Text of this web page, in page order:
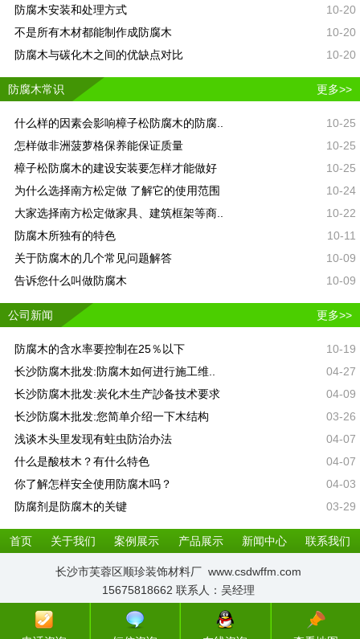
防腐木安装和处理方式
10-20
不是所有木材都能制作成防腐木
10-20
防腐木与碳化木之间的优缺点对比
10-20
防腐木常识 更多>>
什么样的因素会影响樟子松防腐木的防腐..
10-25
怎样做非洲菠萝格保养能保证质量
10-25
樟子松防腐木的建设安装要怎样才能做好
10-25
为什么选择南方松定做 了解它的使用范围
10-24
大家选择南方松定做家具、建筑框架等商..
10-22
防腐木所独有的特色
10-11
关于防腐木的几个常见问题解答
10-09
告诉您什么叫做防腐木
10-09
公司新闻 更多>>
防腐木的含水率要控制在25％以下
10-19
长沙防腐木批发:防腐木如何进行施工维..
04-27
长沙防腐木批发:炭化木生产訬备技术要求
04-09
长沙防腐木批发:您简单介绍一下木结构
03-26
浅谈木头里发现有蛀虫防治办法
04-07
什么是酸枝木？有什么特色
04-07
你了解怎样安全使用防腐木吗？
04-03
防腐剂是防腐木的关键
03-29
首页 关于我们 案例展示 产品展示 新闻中心 联系我们
长沙市芙蓉区顺珍装饰材料厂 www.csdwffm.com
15675818662 联系人：吴经理